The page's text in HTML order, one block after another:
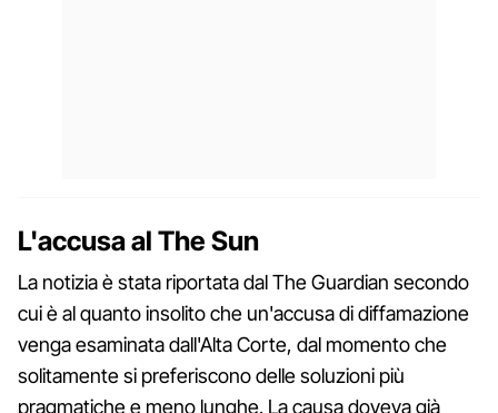
L'accusa al The Sun
La notizia è stata riportata dal The Guardian secondo
cui è al quanto insolito che un'accusa di diffamazione
venga esaminata dall'Alta Corte, dal momento che
solitamente si preferiscono delle soluzioni più
pragmatiche e meno lunghe. La causa doveva già